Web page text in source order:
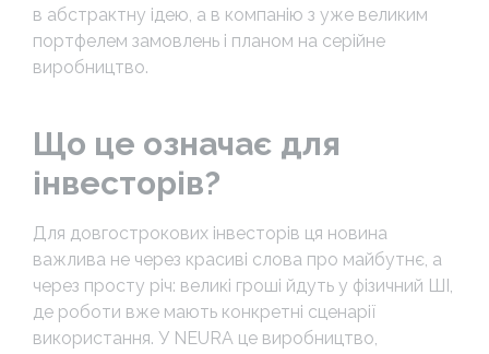
в абстрактну ідею, а в компанію з уже великим
портфелем замовлень і планом на серійне
виробництво.
Що це означає для
інвесторів?
Для довгострокових інвесторів ця новина
важлива не через красиві слова про майбутнє, а
через просту річ: великі гроші йдуть у фізичний ШІ,
де роботи вже мають конкретні сценарії
використання. У NEURA це виробництво,